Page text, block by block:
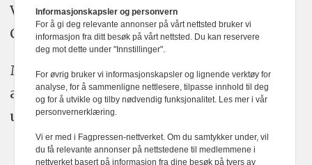
Vi bruker KI-verktøy som ChatGPT,
Claude, og Gemini i journalistikken vår.
Medier24s redaksjon har alltid det fulle
ansvar for publisert innhold, med eller
uten bruk av kunstig intelligens.
Informasjonskapsler og personvern
For å gi deg relevante annonser på vårt nettsted bruker vi
informasjon fra ditt besøk på vårt nettsted. Du kan reservere
deg mot dette under "Innstillinger".
For øvrig bruker vi informasjonskapsler og lignende verktøy for
analyse, for å sammenligne nettlesere, tilpasse innhold til deg
og for å utvikle og tilby nødvendig funksjonalitet. Les mer i vår
personvernerklæring.
Vi er med i Fagpressen-nettverket. Om du samtykker under, vil
du få relevante annonser på nettstedene til medlemmene i
nettverket basert på informasjon fra dine besøk på tvers av